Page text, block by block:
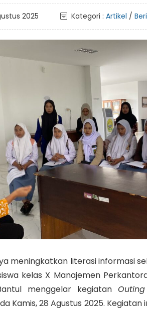
2025 Kategori : Artikel /
meningkatkan literasi informasi
kelas X Manajemen
menggelar kegiatan
Kamis, 28 Agustus 2025.